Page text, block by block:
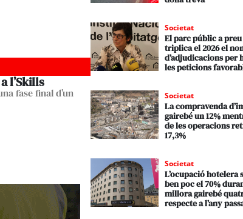
l’Skills
fase final d’un
Societat
El parc públic a
triplica el 2026 el
d’adjudicacions per
les peticions
Societat
La compravenda
gairebé un 12%
de les operacions
17,3%
Societat
L’ocupació hotelera
ben poc el 70%
millora gairebé
respecte a l’any